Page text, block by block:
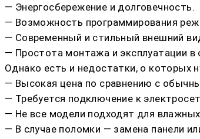
— Энергосбережение и долговечность.
— Возможность программирования
— Современный и стильный внешний
— Простота монтажа и эксплуатации в
Однако есть и недостатки, о которых
— Высокая цена по сравнению с
— Требуется подключение к
— Не все модели подходят для
— В случае поломки — замена панели